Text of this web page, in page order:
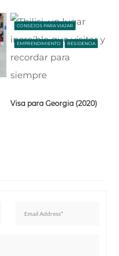
CONSEJOS PARA VIAJAR
EMPRENDIMIENTO RESIDENCIA
Visa para Georgia (2020)